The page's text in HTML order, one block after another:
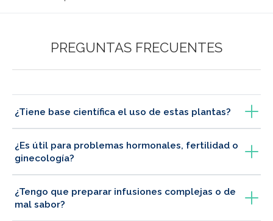
PREGUNTAS FRECUENTES
¿Tiene base científica el uso de estas plantas?
¿Es útil para problemas hormonales, fertilidad o
ginecología?
¿Tengo que preparar infusiones complejas o de
mal sabor?